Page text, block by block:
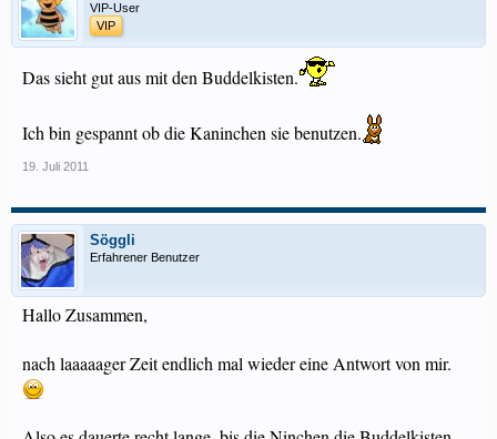
VIP-User
VIP
Das sieht gut aus mit den Buddelkisten.
Ich bin gespannt ob die Kaninchen sie benutzen.
19. Juli 2011
Söggli
Erfahrener Benutzer
Hallo Zusammen,
nach laaaaager Zeit endlich mal wieder eine Antwort von mir.